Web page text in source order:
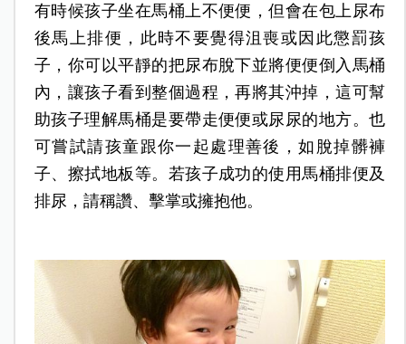
有時候孩子坐在馬桶上不便便，但會在包上尿布
後馬上排便，此時不要覺得沮喪或因此懲罰孩
子，你可以平靜的把尿布脫下並將便便倒入馬桶
內，讓孩子看到整個過程，再將其沖掉，這可幫
助孩子理解馬桶是要帶走便便或尿尿的地方。也
可嘗試請孩童跟你一起處理善後，如脫掉髒褲
子、擦拭地板等。若孩子成功的使用馬桶排便及
排尿，請稱讚、擊掌或擁抱他。